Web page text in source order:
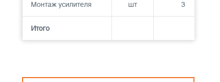
Монтаж усилителя шт 3
Итого